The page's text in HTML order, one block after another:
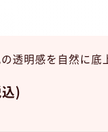
透明感を自然に底
)